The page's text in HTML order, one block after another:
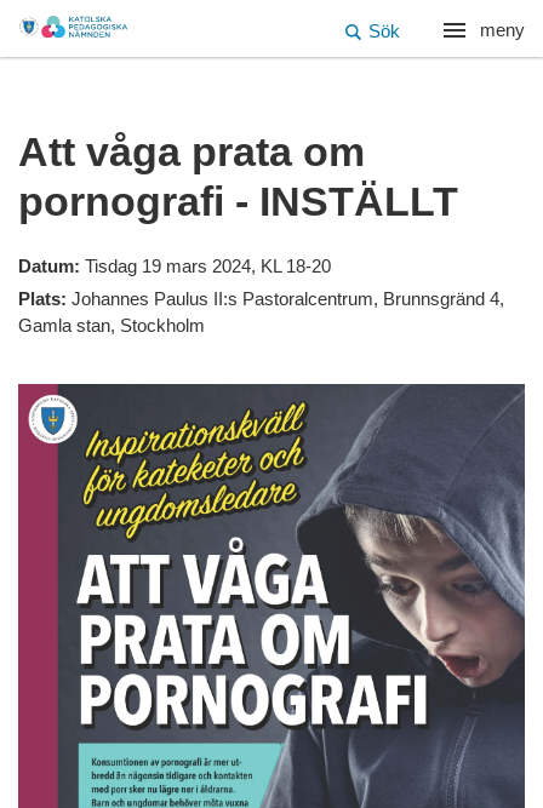
meny
Sök
Att våga prata om
pornografi - INSTÄLLT
Datum: Tisdag 19 mars 2024, KL 18-20
Plats: Johannes Paulus II:s Pastoralcentrum, Brunnsgränd 4,
Gamla stan, Stockholm